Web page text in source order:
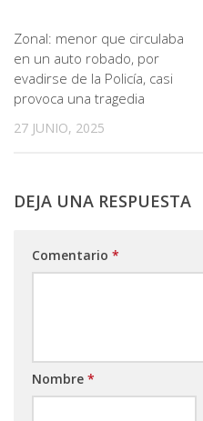
Zonal: menor que circulaba
en un auto robado, por
evadirse de la Policía, casi
provoca una tragedia
27 JUNIO, 2025
DEJA UNA RESPUESTA
Comentario *
Nombre *